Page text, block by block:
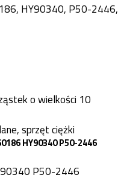
HY90340, P50-2446,
o wielkości 10
sprzęt ciężki
HY90340 P50-2446
P50-2446